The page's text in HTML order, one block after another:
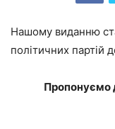
Нашому виданню
політичних партій
Пропонуємо